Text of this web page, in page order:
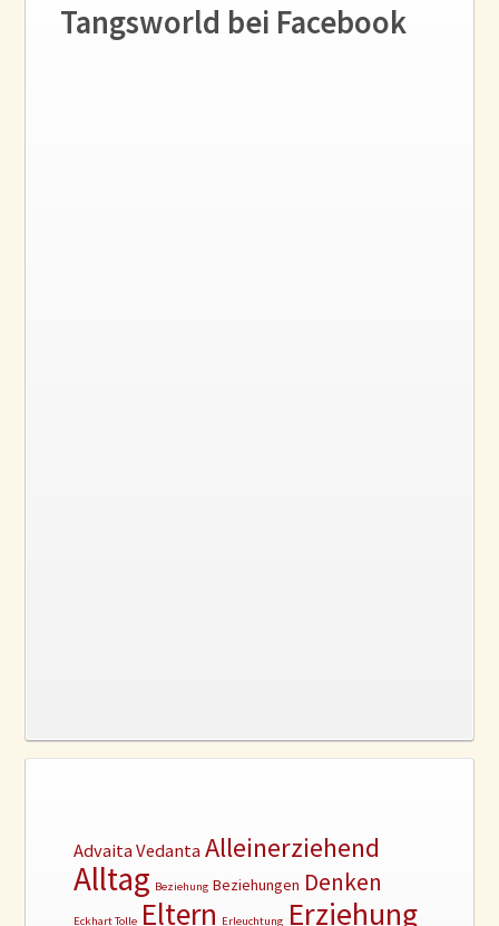
Tangsworld bei Facebook
Advaita Vedanta Alleinerziehend
Alltag Beziehung Beziehungen Denken
Eckhart Tolle Eltern Erleuchtung Erziehung